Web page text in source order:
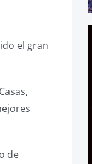
el gran
de